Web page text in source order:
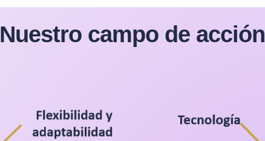
Nuestro campo de acción